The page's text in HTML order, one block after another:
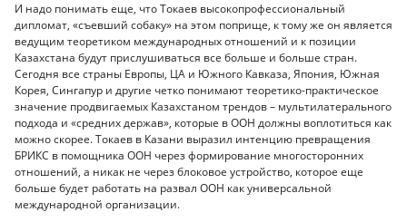
И надо понимать еще, что Токаев высокопрофессиональный
дипломат, «съевший собаку» на этом поприще, к тому же он является
ведущим теоретиком международных отношений и к позиции
Казахстана будут прислушиваться все больше и больше стран.
Сегодня все страны Европы, ЦА и Южного Кавказа, Япония, Южная
Корея, Сингапур и другие четко понимают теоретико-практическое
значение продвигаемых Казахстаном трендов – мультилатерального
подхода и «средних держав», которые в ООН должны воплотиться как
можно скорее. Токаев в Казани выразил интенцию превращения
БРИКС в помощника ООН через формирование многосторонних
отношений, а никак не через блоковое устройство, которое еще
больше будет работать на развал ООН как универсальной
международной организации.